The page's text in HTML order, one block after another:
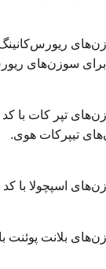
اسپچولا با کد 7.
بلانت پوئنت